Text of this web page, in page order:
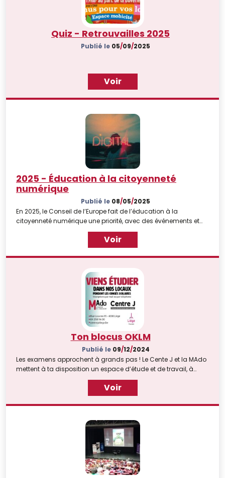
Quiz - Retrouvailles 2025
Publié le 05/09/2025
Voir
2025 - Éducation à la citoyenneté
numérique
Publié le 08/05/2025
En 2025, le Conseil de l’Europe fait de l’éducation à la
citoyenneté numérique une priorité, avec des événements et
des ressources pour sensibiliser et former les citoyens aux
Voir
Ton blocus OKLM
Publié le 09/12/2024
Les examens approchent à grands pas ! Le Cente J et la MAdo
mettent à ta disposition un espace d’étude et de travail, à
l’ambiance calme et studieuse, pendant les vacances d'hiver
Voir